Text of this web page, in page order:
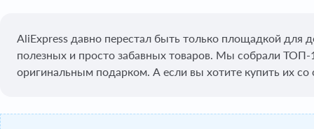
AliExpress давно перестал быть только площадкой для
полезных и просто забавных товаров. Мы собрали
оригинальным подарком. А если вы хотите купить их